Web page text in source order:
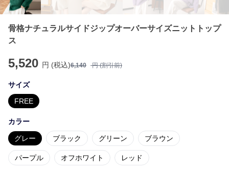
骨格ナチュラルサイドジップオーバーサイズニットトップ
ス
5,520 円 (税込)6,140 円 (割引前)
サイズ
FREE
カラー
グレー ブラック グリーン ブラウン
パープル オフホワイト レッド